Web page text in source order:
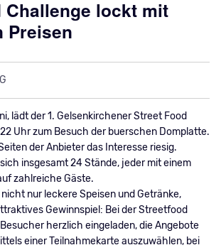
Challenge lockt mit
Preisen
lädt der 1. Gelsenkirchener Street Food
Uhr zum Besuch der buerschen Domplatte.
der Anbieter das Interesse riesig.
insgesamt 24 Stände, jeder mit einem
zahlreiche Gäste.
nur leckere Speisen und Getränke,
Gewinnspiel: Bei der Streetfood
herzlich eingeladen, die Angebote
einer Teilnahmekarte auszuwählen, bei